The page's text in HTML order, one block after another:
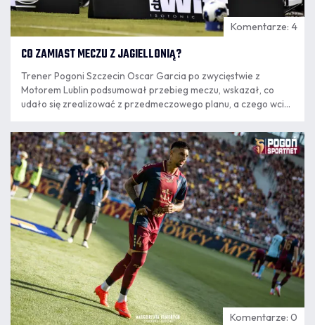
Komentarze: 4
CO ZAMIAST MECZU Z JAGIELLONIĄ?
Trener Pogoni Szczecin Oscar Garcia po zwycięstwie z
Motorem Lublin podsumował przebieg meczu, wskazał, co
udało się zrealizować z przedmeczowego planu, a czego wciąż
również do przełożenia najbliższego spotkania z Jagiellonią
Białystok i zdradził, że wolałby wygrywać z większą liczbą
strzelonych goli, nawet za cenę straty bramki.
09.08
10:37
Komentarze: 0